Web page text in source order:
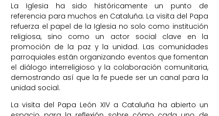
La Iglesia ha sido históricamente un punto de
referencia para muchos en Cataluña. La visita del Papa
refuerza el papel de la Iglesia no solo como institución
religiosa, sino como un actor social clave en la
promoción de la paz y la unidad. Las comunidades
parroquiales están organizando eventos que fomentan
el diálogo interreligioso y la colaboración comunitaria,
demostrando así que la fe puede ser un canal para la
unidad social.
La visita del Papa León XIV a Cataluña ha abierto un